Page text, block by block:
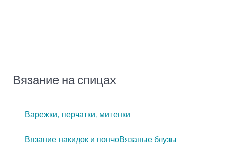
Вязание на спицах
Варежки, перчатки, митенки
Вязание накидок и пончоВязаные блузы